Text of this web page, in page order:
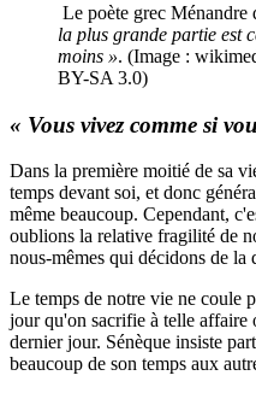
Le poète grec Ménandre
la plus grande partie est
moins ». (Image :
BY-SA 3.0)
« Vous vivez comme si
Dans la première moitié de sa
temps devant soi, et donc
même beaucoup. Cependant,
oublions la relative fragilité de
nous-mêmes qui décidons de la
Le temps de notre vie ne coule
jour qu'on sacrifie à telle affaire
dernier jour. Sénèque insiste
beaucoup de son temps aux